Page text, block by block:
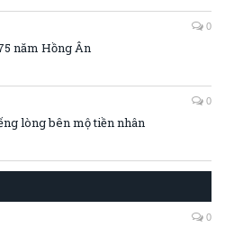
0
năm Hồng Ân
0
lòng bên mộ tiền nhân
0